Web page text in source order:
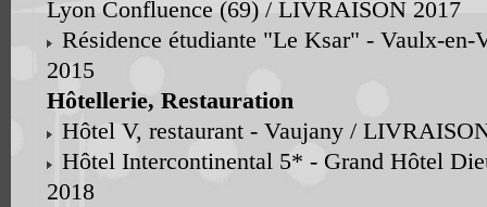
Lyon Confluence (69) / LIVRAISON 2017
Résidence étudiante "Le Ksar" - Vaulx-
2015
Hôtellerie, Restauration
Hôtel V, restaurant - Vaujany /
Hôtel Intercontinental 5* - Grand Hôtel
2018